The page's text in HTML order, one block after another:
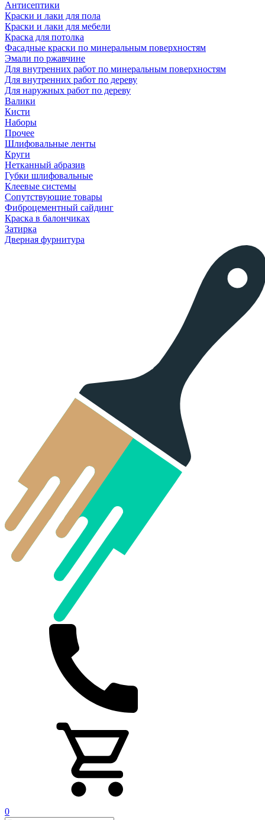
Антисептики
Краски и лаки для пола
Краски и лаки для мебели
Краска для потолка
Фасадные краски по минеральным поверхностям
Эмали по ржавчине
Для внутренних работ по минеральным поверхностям
Для внутренних работ по дереву
Для наружных работ по дереву
Валики
Кисти
Наборы
Прочее
Шлифовальные ленты
Круги
Нетканный абразив
Губки шлифовальные
Клеевые системы
Сопутствующие товары
Фиброцементный сайдинг
Краска в балончиках
Затирка
Дверная фурнитура
0